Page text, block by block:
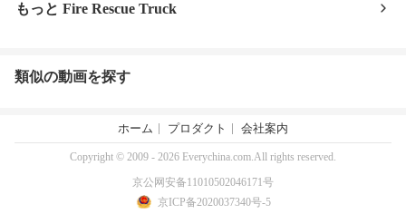
もっと Fire Rescue Truck
類似の動画を探す
ホーム プロダクト 会社案内
Copyright © 2009 - 2026 Everychina.com.All rights reserved.
京公网安备11010502046171号
京ICP备2020037340号-5